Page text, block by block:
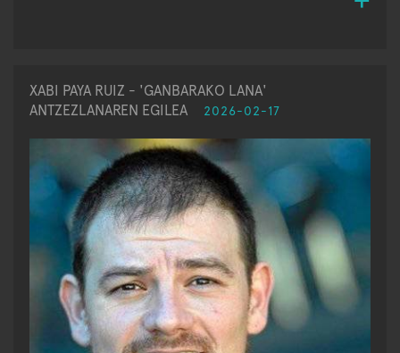
XABI PAYA RUIZ - 'GANBARAKO LANA'
ANTZEZLANAREN EGILEA
2026-02-17